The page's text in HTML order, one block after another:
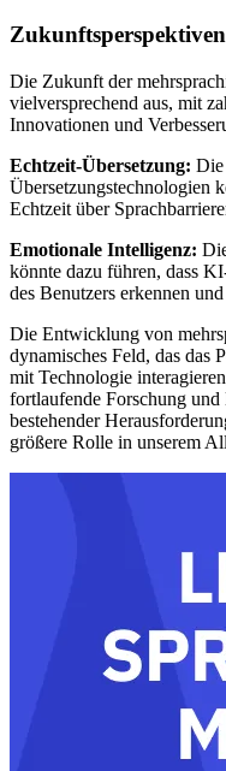
Die Zukunft der
vielversprechend aus, mit
Innovationen und
Echtzeit-Übersetzung: Die
Übersetzungstechnologien
Echtzeit über
Emotionale Intelligenz:
könnte dazu führen, dass
des Benutzers erkennen
Die Entwicklung von
dynamisches Feld, das das
mit Technologie
fortlaufende Forschung
bestehender
größere Rolle in unserem